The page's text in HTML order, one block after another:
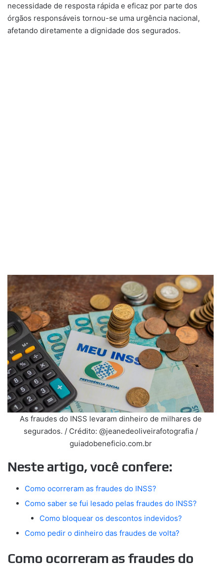
necessidade de resposta rápida e eficaz por parte dos
órgãos responsáveis tornou-se uma urgência nacional,
afetando diretamente a dignidade dos segurados.
As fraudes do INSS levaram dinheiro de milhares de
segurados. / Crédito: @jeanedeoliveirafotografia /
guiadobeneficio.com.br
Neste artigo, você confere:
Como ocorreram as fraudes do INSS?
Como saber se fui lesado pelas fraudes do INSS?
Como bloquear os descontos indevidos?
Como pedir o dinheiro das fraudes de volta?
Como ocorreram as fraudes do